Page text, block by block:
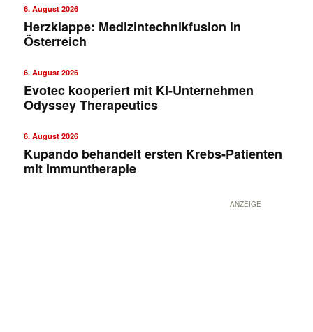
6. August 2026
Herzklappe: Medizintechnikfusion in
Österreich
6. August 2026
Evotec kooperiert mit KI-Unternehmen
Odyssey Therapeutics
6. August 2026
Kupando behandelt ersten Krebs-Patienten
mit Immuntherapie
ANZEIGE